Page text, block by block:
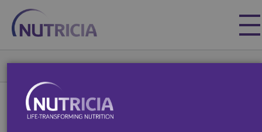
Nutricia
Nutricia
KETOCAL 3:1